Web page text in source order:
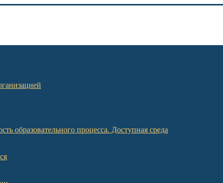
образовательного процесса. Доступная среда